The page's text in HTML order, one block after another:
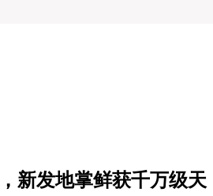
新发地掌鲜获千万级天